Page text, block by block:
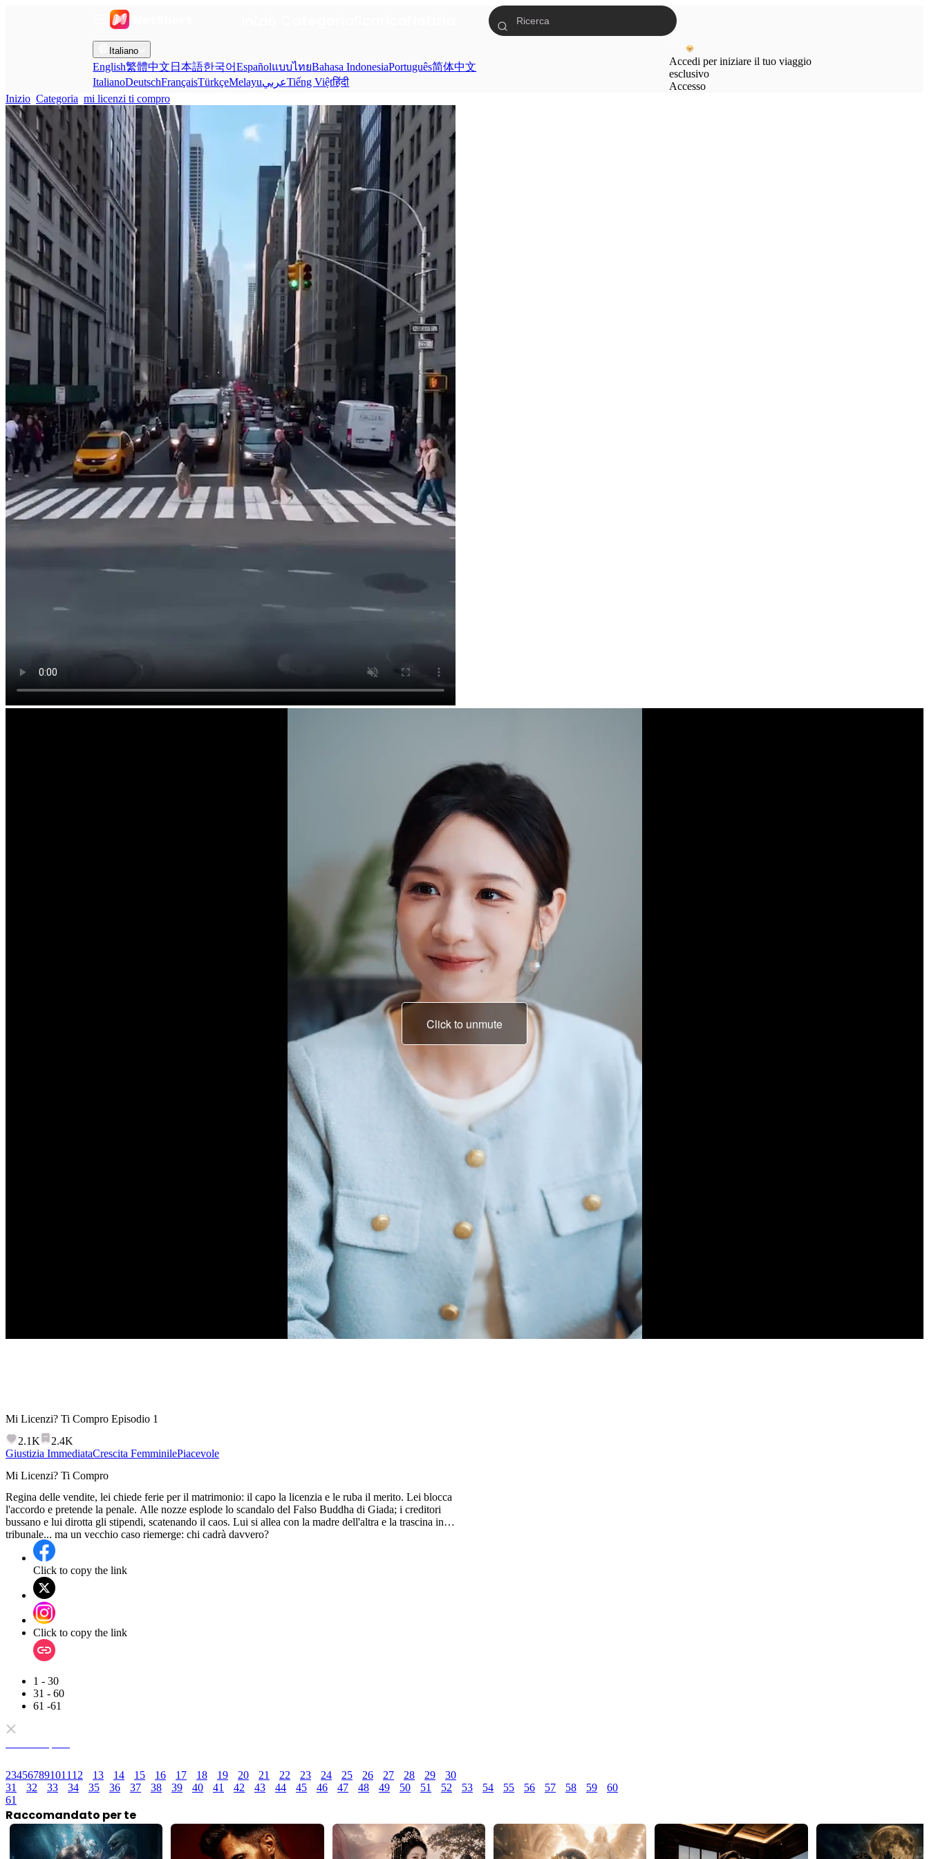
Italiano
English繁體中文 日本語한국어EspañolแบบไทยBahasa IndonesiaPortuguês简体中文
ItalianoDeutschFrançaisTürkçeMelayuعربيTiếng Việtहिंदी
Accedi per iniziare il tuo viaggio
esclusivo
Accesso
Inizio Categoria mi licenzi ti compro
Click to unmute
Mi chiamo Zhou
Xiaonan.
Mi Licenzi? Ti Compro Episodio 1
2.1K
2.4K
Giustizia ImmediataCrescita FemminilePiacevole
Mi Licenzi? Ti Compro
Regina delle vendite, lei chiede ferie per il matrimonio: il capo la licenzia e le ruba il merito. Lei blocca
l'accordo e pretende la penale. Alle nozze esplode lo scandalo del Falso Buddha di Giada; i creditori
bussano e lui dirotta gli stipendi, scatenando il caos. Lui si allea con la madre dell'altra e la trascina in
tribunale... ma un vecchio caso riemerge: chi cadrà davvero?
Click to copy the link
Click to copy the link
1 - 30
31 - 60
61 -61
234567891011 12 13 14 15 16 17 18 19 20 21 22 23 24 25 26 27 28 29
30
31
32 33 34 35 36 37 38 39 40 41 42 43 44 45 46 47 48 49 50 51 52 53 54 55 56 57 58 59
60
61
Raccomandato per te